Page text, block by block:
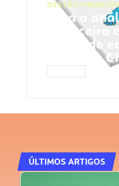
GESTÃO
Faça a
financeira
ponto de
Prompts
ÚLTIMOS ARTIGOS